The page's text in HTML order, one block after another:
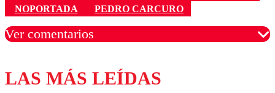
NOPORTADA
PEDRO CARCURO
Ver comentarios
Los comentarios son moderados para garantizar un
diálogo respetuoso.
LAS MÁS LEÍDAS